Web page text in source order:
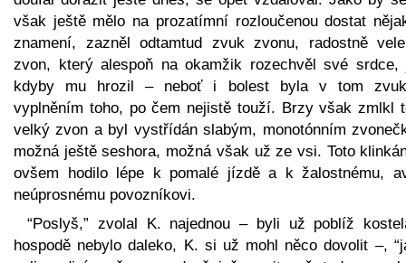
však ještě mělo na prozatímní rozloučenou dostat
znamení, zazněl odtamtud zvuk zvonu, radostně
zvon, který alespoň na okamžik rozechvěl své srdce,
kdyby mu hrozil – neboť i bolest byla v tom
vyplněním toho, po čem nejistě touží. Brzy však zmlkl
velký zvon a byl vystřídán slabým, monotónním
možná ještě seshora, možná však už ze vsi. Toto
ovšem hodilo lépe k pomalé jízdě a k žalostnému,
neúprosnému povozníkovi.
“Poslyš,” zvolal K. najednou – byli už poblíž
hospodě nebylo daleko, K. si už mohl něco dovolit –,